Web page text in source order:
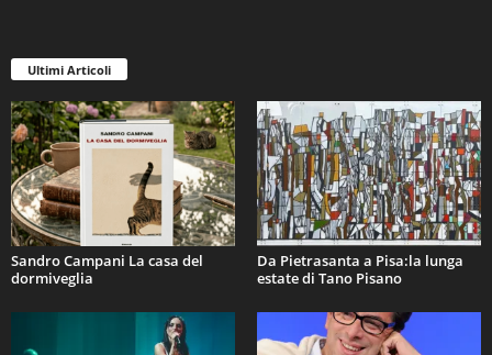
Ultimi Articoli
Sandro Campani La casa del
dormiveglia
Da Pietrasanta a Pisa:la lunga
estate di Tano Pisano